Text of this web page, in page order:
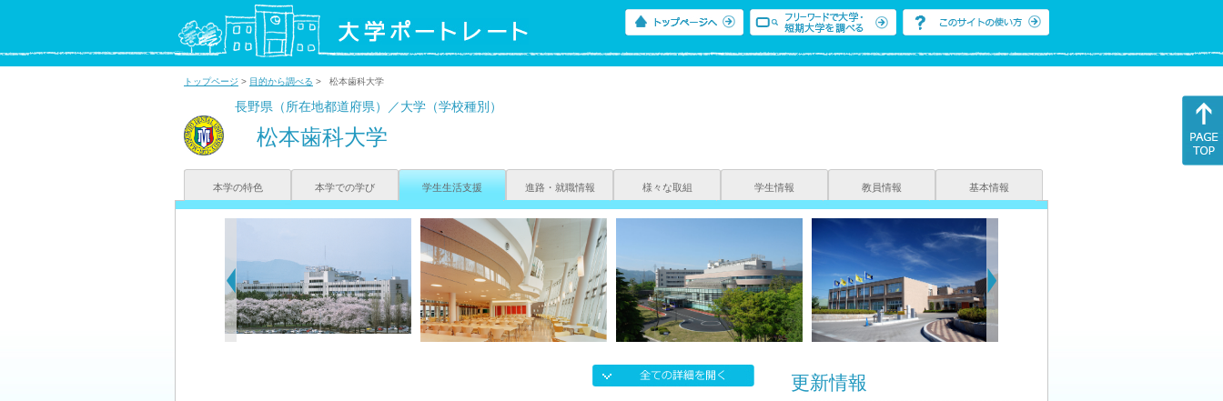
トップページ > 目的から調べる > 松本歯科大学
長野県（所在地都道府県）／大学（学校種別）
松本歯科大学
本学の特色 本学での学び 学生生活支援 進路・就職情報 様々な取組 学生情報 教員情報 基本情報
更新情報